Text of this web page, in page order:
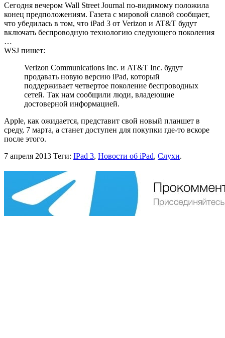
Сегодня вечером Wall Street Journal по-видимому положила
конец предположениям. Газета с мировой славой сообщает,
что убедилась в том, что iPad 3 от Verizon и AT&T будут
включать беспроводную технологию следующего поколения
…
WSJ пишет:
Verizon Communications Inc. и AT&T Inc. будут
продавать новую версию iPad, который
поддерживает четвертое поколение беспроводных
сетей. Так нам сообщили люди, владеющие
достоверной информацией.
Apple, как ожидается, представит свой новый планшет в
среду, 7 марта, а станет доступен для покупки где-то вскоре
после этого.
7 апреля 2013 Теги: IPad 3, Новости об iPad, Слухи.